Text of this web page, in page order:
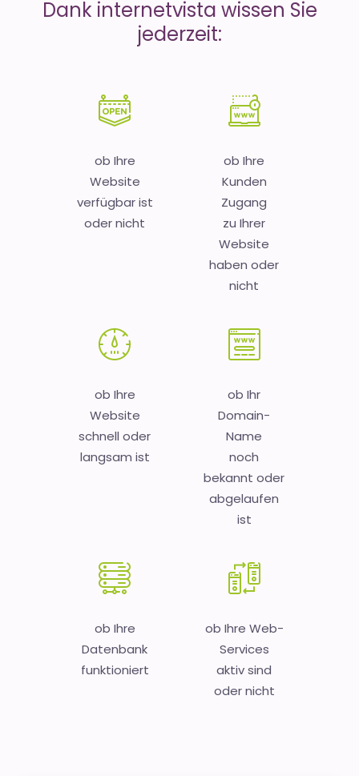
Dank internetvista wissen Sie
jederzeit:
ob Ihre
Website
verfügbar ist
oder nicht
ob Ihre
Kunden
Zugang
zu Ihrer
Website
haben oder
nicht
ob Ihre
Website
schnell oder
langsam ist
ob Ihr
Domain-
Name
noch
bekannt oder
abgelaufen
ist
ob Ihre
Datenbank
funktioniert
ob Ihre Web-
Services
aktiv sind
oder nicht